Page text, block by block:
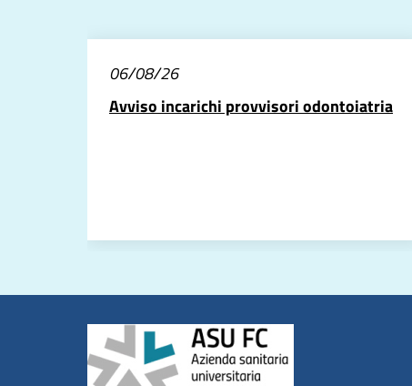
06/08/26
Avviso incarichi provvisori odontoiatria